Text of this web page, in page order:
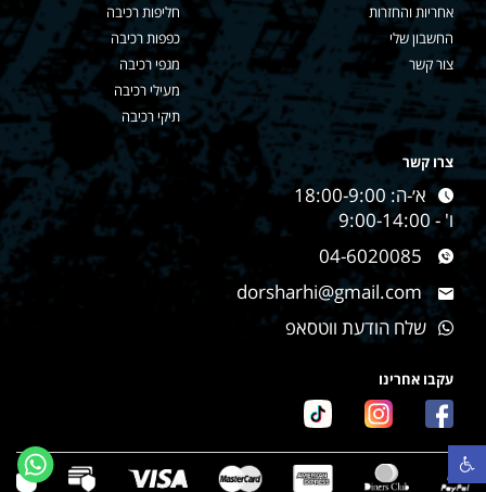
פתח סרגל נגישות
אחריות והחזרות
החשבון שלי
צור קשר
חליפות רכיבה
כפפות רכיבה
מגפי רכיבה
מעילי רכיבה
תיקי רכיבה
צרו קשר
א׳-ה: 18:00-9:00
ו' - 9:00-14:00
04-6020085
dorsharhi@gmail.com
שלח הודעת ווטסאפ
עקבו אחרינו